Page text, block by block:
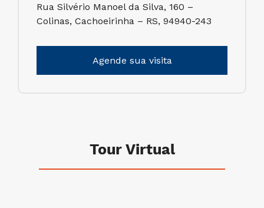
Rua Silvério Manoel da Silva, 160 –
Colinas, Cachoeirinha – RS, 94940-243
Agende sua visita
Tour Virtual